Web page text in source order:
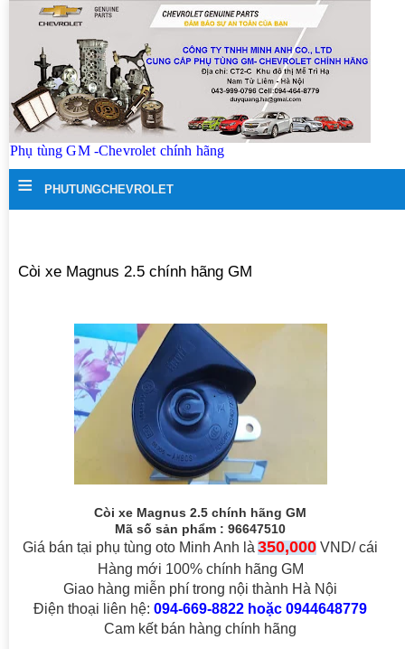
Phụ tùng GM -Chevrolet chính hãng
≡ PHUTUNGCHEVROLET
Còi xe Magnus 2.5 chính hãng GM
Còi xe Magnus 2.5 chính hãng GM
Mã số sản phẩm : 96647510
Giá bán tại phụ tùng oto Minh Anh là 350,000 VND/ cái
Hàng mới 100% chính hãng GM
Giao hàng miễn phí trong nội thành Hà Nội
Điện thoại liên hệ:094-669-8822 hoặc 0944648779
Cam kết bán hàng chính hãng